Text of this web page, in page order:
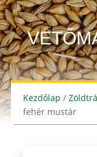
Kezdőlap /
fehér mustár